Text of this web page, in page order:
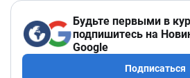
Будьте первыми в
подпишитесь на
Google
Подписаться